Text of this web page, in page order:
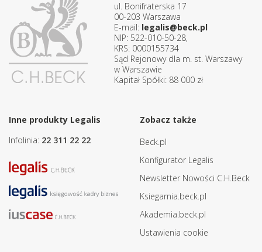
ul. Bonifraterska 17
00-203 Warszawa
E-mail: legalis@beck.pl
NIP: 522-010-50-28,
KRS: 0000155734
Sąd Rejonowy dla m. st. Warszawy
w Warszawie
Kapitał Spółki: 88 000 zł
Inne produkty Legalis
Infolinia: 22 311 22 22
Zobacz także
Beck.pl
Konfigurator Legalis
Newsletter Nowości C.H.Beck
Ksiegarnia.beck.pl
Akademia.beck.pl
Ustawienia cookie